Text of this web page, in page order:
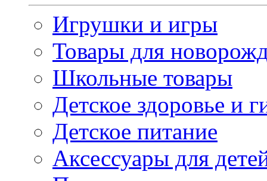
Игрушки и игры
Товары для
Школьные товары
Детское здоровье и
Детское питание
Аксессуары для